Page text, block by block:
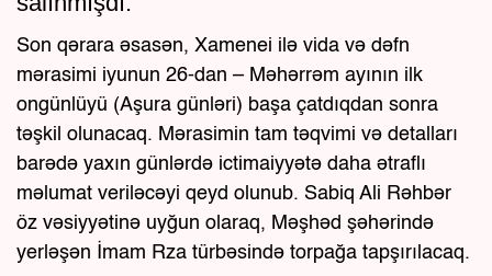
Son qərara əsasən, Xamenei ilə vida və dəfn
mərasimi iyunun 26-dan – Məhərrəm ayının ilk
ongünlüyü (Aşura günləri) başa çatdıqdan sonra
təşkil olunacaq. Mərasimin tam təqvimi və detalları
barədə yaxın günlərdə ictimaiyyətə daha ətraflı
məlumat veriləcəyi qeyd olunub. Sabiq Ali Rəhbər
öz vəsiyyətinə uyğun olaraq, Məşhəd şəhərində
yerləşən İmam Rza türbəsində torpağa tapşırılacaq.